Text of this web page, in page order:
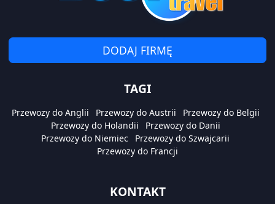
DODAJ FIRMĘ
TAGI
Przewozy do Anglii Przewozy do Austrii
Przewozy do Belgii
Przewozy do Holandii
Przewozy do Danii
Przewozy do Niemiec
Przewozy do Szwajcarii
Przewozy do Francji
KONTAKT